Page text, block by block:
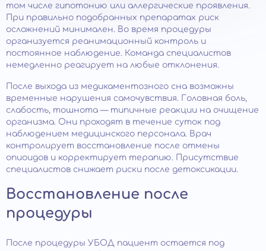
том числе гипотонию или аллергические проявления.
При правильно подобранных препаратах риск
осложнений минимален. Во время процедуры
организуется реанимационный контроль и
постоянное наблюдение. Команда специалистов
немедленно реагирует на любые отклонения.
После выхода из медикаментозного сна возможны
временные нарушения самочувствия. Головная боль,
слабость, тошнота — типичные реакции на очищение
организма. Они проходят в течение суток под
наблюдением медицинского персонала. Врач
контролирует восстановление после отмены
опиоидов и корректирует терапию. Присутствие
специалистов снижает риски после детоксикации.
Восстановление после
процедуры
После процедуры УБОД пациент остается под